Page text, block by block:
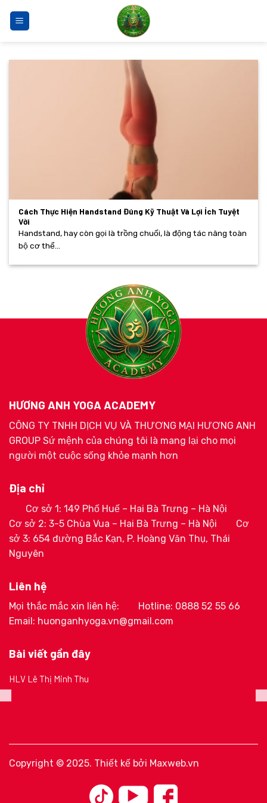
qua
Cách Thực Hiện Handstand Đúng Kỹ Thuật Và Lợi Ích Tuyệt
Vời
Handstand, hay còn gọi là trồng chuối, là động tác nâng toàn
bộ cơ thể...
HƯƠNG ANH YOGA ACADEMY
CÔNG TY TNHH DỊCH VỤ VÀ THƯƠNG MẠI HƯƠNG ANH
GROUP Sứ mệnh của chúng tôi là mang lại cho mọi
người một cuộc sống khỏe mạnh hơn
Địa chỉ
Cơ sở 1: 149 Phố Huế – Hai Bà Trưng – Hà Nội
Cơ sở 2: 3-5 Chùa Vua – Hai Bà Trưng – Hà Nội
Cơ
sở 3: 654 đường Bắc Kạn, P. Hoàng Văn Thụ, Thái
Nguyên
Liên hệ
Mọi thắc mắc xin liên hệ:
Hotline: 0888 52 55 66
Email: huonganhyoga.vn@gmail.com
Bài viết gần đây
HLV Lê Thị Minh Thu
Copyright © 2025. Thiết kế bởi Maxweb.vn